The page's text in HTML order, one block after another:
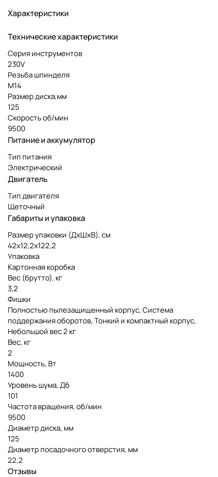
Характеристики
Технические характеристики
Серия инструментов
230V
Резьба шпинделя
М14
Размер диска,мм
125
Скорость об/мин
9500
Питание и аккумулятор
Тип питания
Электрический
Двигатель
Тип двигателя
Щеточный
Габариты и упаковка
Размер упаковки (ДxШxВ), см
42x12,2x122,2
Упаковка
Картонная коробка
Вес (брутто), кг
3,2
Фишки
Полностью пылезащищенный корпус, Система
поддержания оборотов, Тонкий и компактный корпус,
Небольшой вес 2 кг
Вес, кг
2
Мощность, Вт
1400
Уровень шума, Дб
101
Частота вращения, об/мин
9500
Диаметр диска, мм
125
Диаметр посадочного отверстия, мм
22,2
Отзывы